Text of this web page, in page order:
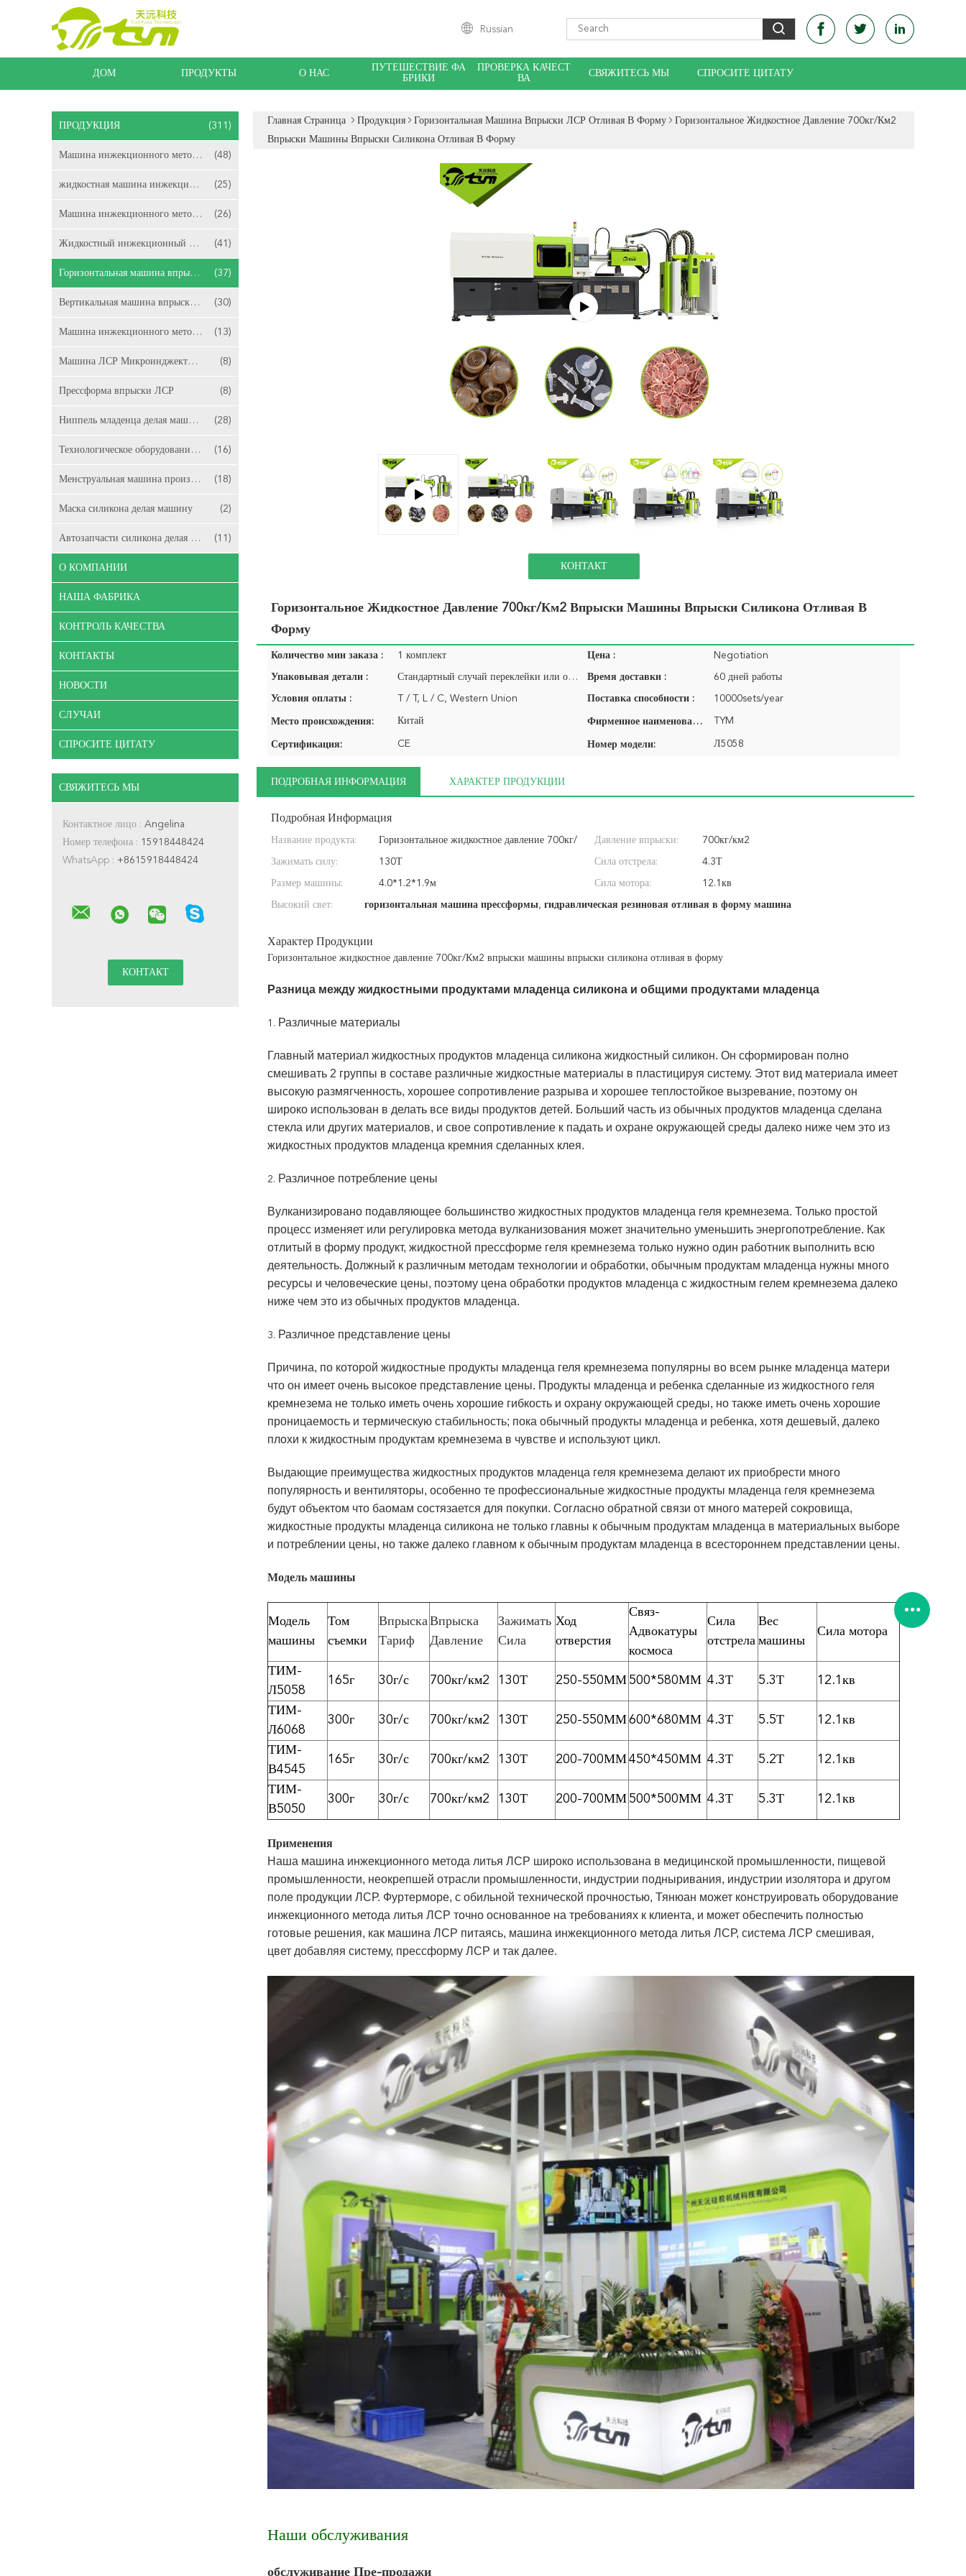
Russian
ДОМ ПРОДУКТЫ О НАС
ПУТЕШЕСТВИЕ ФА
БРИКИ
ПРОВЕРКА КАЧЕСТ
ВА
СВЯЖИТЕСЬ МЫ СПРОСИТЕ ЦИТАТУ
ПРОДУКЦИЯ (311)
Машина инжекционного метода литья ЛСР (48)
жидкостная машина инжекционного метода литья (25)
Машина инжекционного метода литья силикона (26)
Жидкостный инжекционный метод литья силиконовой резины (41)
Горизонтальная машина впрыски ЛСР отливая в форму (37)
Вертикальная машина впрыски ЛСР отливая в форму (30)
Машина инжекционного метода литья съемки ЛСР 2 (13)
Машина ЛСР Микроинджектион (8)
Прессформа впрыски ЛСР (8)
Ниппель младенца делая машину (28)
Технологическое оборудование катетера (16)
Менструальная машина производства чашки (18)
Маска силикона делая машину (2)
Автозапчасти силикона делая машину (11)
О КОМПАНИИ
НАША ФАБРИКА
КОНТРОЛЬ КАЧЕСТВА
КОНТАКТЫ
НОВОСТИ
СЛУЧАИ
СПРОСИТЕ ЦИТАТУ
СВЯЖИТЕСЬ МЫ
Контактное лицо : Angelina
Номер телефона : 15918448424
WhatsApp : +8615918448424
Главная Страница Продукция Горизонтальная Машина Впрыски ЛСР Отливая В Форму
Горизонтальное Жидкостное Давление 700кг/Км2
Впрыски Машины Впрыски Силикона Отливая В Форму
КОНТАКТ
Горизонтальное Жидкостное Давление 700кг/Км2 Впрыски Машины Впрыски Силикона Отливая В
Форму
Количество мин заказа : 1 комплект Цена : Negotiation
Упаковывая детали : Стандартный случай переклейки или основанный на детальном запросе нашего клиента Время доставки : 60 дней работы
Условия оплаты : T / T, L / C, Western Union Поставка способности : 10000sets/year
Место происхождения: Китай Фирменное наименование: TYM
Сертификация: CE Номер модели: Л5058
ПОДРОБНАЯ ИНФОРМАЦИЯ ХАРАКТЕР ПРОДУКЦИИ
Подробная Информация
Название продукта: Горизонтальное жидкостное давление 700кг/
Км2 впрыски машины впрыски силикона
отливая в форму
Давление впрыски: 700кг/км2
Зажимать силу: 130Т Сила отстрела: 4.3Т
Размер машины: 4.0*1.2*1.9м Сила мотора: 12.1кв
Высокий свет: горизонтальная машина прессформы, гидравлическая резиновая отливая в форму машина
Характер Продукции
Горизонтальное жидкостное давление 700кг/Км2 впрыски машины впрыски силикона отливая в форму
Разница между жидкостными продуктами младенца силикона и общими продуктами младенца
1. Различные материалы
Главный материал жидкостных продуктов младенца силикона жидкостный силикон. Он сформирован полно
смешивать 2 группы в составе различные жидкостные материалы в пластицируя систему. Этот вид материала имеет
высокую размягченность, хорошее сопротивление разрыва и хорошее теплостойкое вызревание, поэтому он
широко использован в делать все виды продуктов детей. Больший часть из обычных продуктов младенца сделана
стекла или других материалов, и свое сопротивление к падать и охране окружающей среды далеко ниже чем это из
жидкостных продуктов младенца кремния сделанных клея.
2. Различное потребление цены
Вулканизировано подавляющее большинство жидкостных продуктов младенца геля кремнезема. Только простой
процесс изменяет или регулировка метода вулканизования может значительно уменьшить энергопотребление. Как
отлитый в форму продукт, жидкостной прессформе геля кремнезема только нужно один работник выполнить всю
деятельность. Должный к различным методам технологии и обработки, обычным продуктам младенца нужны много
ресурсы и человеческие цены, поэтому цена обработки продуктов младенца с жидкостным гелем кремнезема далеко
ниже чем это из обычных продуктов младенца.
3. Различное представление цены
Причина, по которой жидкостные продукты младенца геля кремнезема популярны во всем рынке младенца матери
что он имеет очень высокое представление цены. Продукты младенца и ребенка сделанные из жидкостного геля
кремнезема не только иметь очень хорошие гибкость и охрану окружающей среды, но также иметь очень хорошие
проницаемость и термическую стабильность; пока обычный продукты младенца и ребенка, хотя дешевый, далеко
плохи к жидкостным продуктам кремнезема в чувстве и используют цикл.
Выдающие преимущества жидкостных продуктов младенца геля кремнезема делают их приобрести много
популярность и вентиляторы, особенно те профессиональные жидкостные продукты младенца геля кремнезема
будут объектом что баомам состязается для покупки. Согласно обратной связи от много матерей сокровища,
жидкостные продукты младенца силикона не только главны к обычным продуктам младенца в материальных выборе
и потреблении цены, но также далеко главном к обычным продуктам младенца в всестороннем представлении цены.
Модель машины
Модель
машины
Том
съемки
Впрыска
Тариф
Впрыска
Давление
Зажимать
Сила
Ход
отверстия
Связ-
Адвокатуры
космоса
Сила
отстрела
Вес
машины
Сила мотора
ТИМ-
Л5058
165г 30г/с 700кг/км2 130Т 250-550ММ 500*580ММ 4.3Т 5.3Т 12.1кв
ТИМ-
Л6068
300г 30г/с 700кг/км2 130Т 250-550ММ600*680ММ 4.3Т 5.5Т 12.1кв
ТИМ-
В4545
165г 30г/с 700кг/км2 130Т 200-700ММ450*450ММ 4.3Т 5.2Т 12.1кв
ТИМ-
В5050
300г 30г/с 700кг/км2 130Т 200-700ММ 500*500ММ 4.3Т 5.3Т 12.1кв
Применения
Наша машина инжекционного метода литья ЛСР широко использована в медицинской промышленности, пищевой
промышленности, неокрепшей отрасли промышленности, индустрии подныривания, индустрии изолятора и другом
поле продукции ЛСР. Фуртерморе, с обильной технической прочностью, Тянюан может конструировать оборудование
инжекционного метода литья ЛСР точно основанное на требованиях к клиента, и может обеспечить полностью
готовые решения, как машина ЛСР питаясь, машина инжекционного метода литья ЛСР, система ЛСР смешивая,
цвет добавляя систему, прессформу ЛСР и так далее.
Наши обслуживания
обслуживание Пре-продажи